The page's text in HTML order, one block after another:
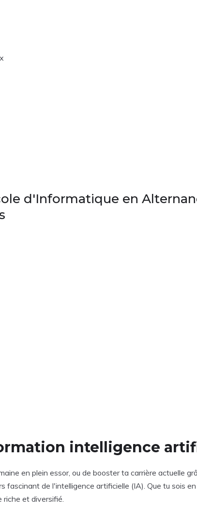
d'Informatique en
intelligence
en plein essor, ou de booster ta carrière actuelle
fascinant de l'intelligence artificielle (IA). Que tu sois
et diversifié.